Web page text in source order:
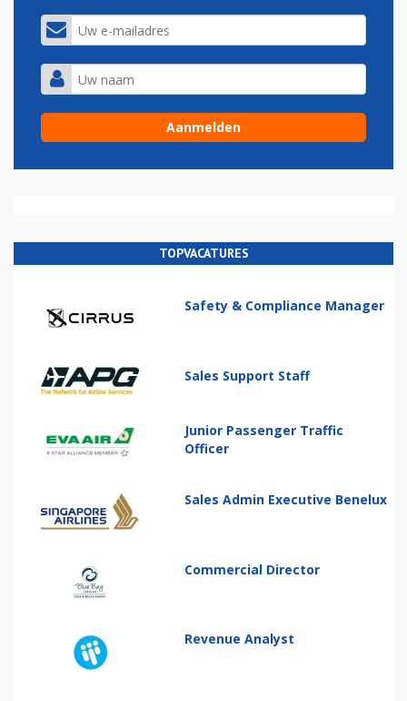
TOPVACATURES
Safety & Compliance Manager
Sales Support Staff
Junior Passenger Traffic
Officer
Sales Admin Executive Benelux
Commercial Director
Revenue Analyst